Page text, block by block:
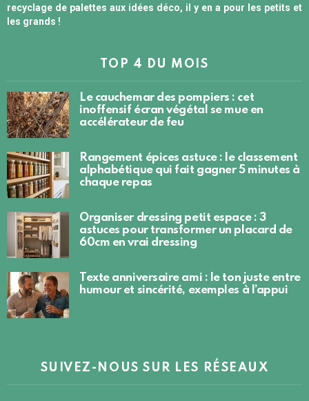
recyclage de palettes aux idées déco, il y en a pour les petits et
les grands !
TOP 4 DU MOIS
Le cauchemar des pompiers : cet
inoffensif écran végétal se mue en
accélérateur de feu
Rangement épices astuce : le classement
alphabétique qui fait gagner 5 minutes à
chaque repas
Organiser dressing petit espace : 3
astuces pour transformer un placard de
60cm en vrai dressing
Texte anniversaire ami : le ton juste entre
humour et sincérité, exemples à l’appui
SUIVEZ-NOUS SUR LES RÉSEAUX